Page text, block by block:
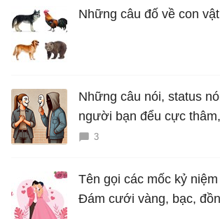
Những câu đố về con
Những câu nói, status
người bạn đểu cực
3
Tên gọi các mốc kỷ
Đám cưới vàng, bạc,